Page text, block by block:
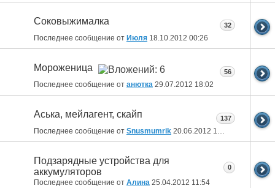
Соковыжималка
Последнее сообщение от Июля 18.10.2012 00:26
32
Мороженица
Последнее сообщение от анютка 29.07.2012 18:02
56
Aська, мейлагент, скайп
Последнее сообщение от Snusmumrik 20.06.2012 16:19
137
Подзарядные устройства для
аккумуляторов
Последнее сообщение от Алина 25.04.2012 11:54
0